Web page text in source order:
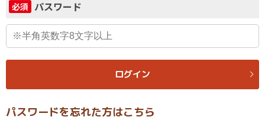
必須 パスワード
ログイン
パスワードを忘れた方はこちら